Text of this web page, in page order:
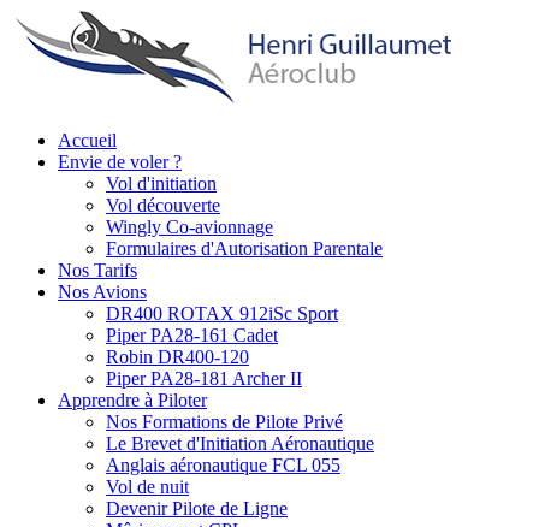
Aller
au
contenu
Main
navigation
Accueil
Envie de voler ?
Vol d'initiation
Vol découverte
Wingly Co-avionnage
Formulaires d'Autorisation Parentale
Nos Tarifs
Nos Avions
DR400 ROTAX 912iSc Sport
Piper PA28-161 Cadet
Robin DR400-120
Piper PA28-181 Archer II
Apprendre à Piloter
Nos Formations de Pilote Privé
Le Brevet d'Initiation Aéronautique
Anglais aéronautique FCL 055
Vol de nuit
Devenir Pilote de Ligne